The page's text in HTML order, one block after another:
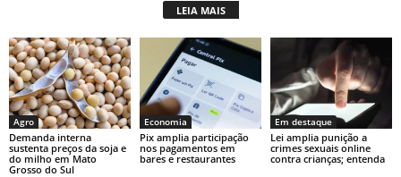
A
p
p
b
o
o
k
Li
n
k
LEIA MAIS
Agro
Demanda interna
sustenta preços da soja e
do milho em Mato
Grosso do Sul
Economia
Pix amplia participação
nos pagamentos em
bares e restaurantes
Em destaque
Lei amplia punição a
crimes sexuais online
contra crianças; entenda